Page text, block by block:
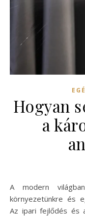
Hogyan
a
A modern világban egyre inkább tudatosodunk a
környezetünkre és
Az ipari fejlődés és